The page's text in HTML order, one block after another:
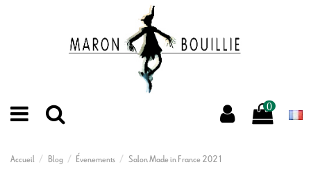
0
Accueil Blog Évenements Salon Made in France 2021